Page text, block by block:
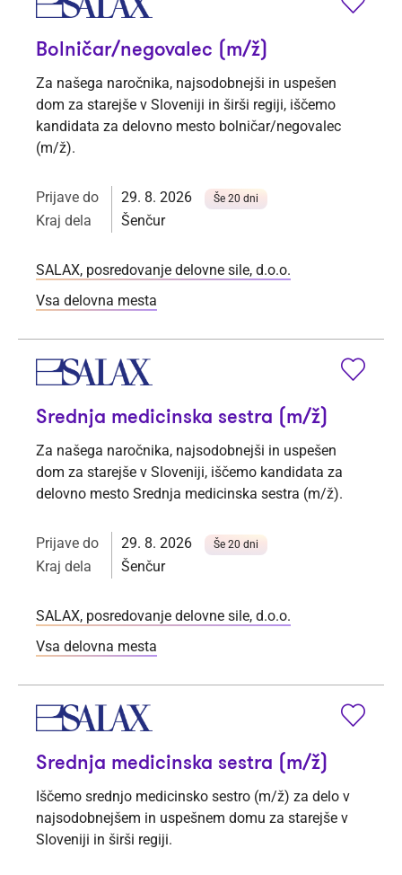
Bolničar⁠/⁠negovalec (m/ž)
Za našega naročnika, najsodobnejši in uspešen
dom za starejše v Sloveniji in širši regiji, iščemo
kandidata za delovno mesto bolničar/negovalec
(m/ž).
Prijave do 29. 8. 2026 Še 20 dni
Kraj dela Šenčur
SALAX, posredovanje delovne sile, d.o.o.
Vsa delovna mesta
Srednja medicinska sestra (m/ž)
Za našega naročnika, najsodobnejši in uspešen
dom za starejše v Sloveniji, iščemo kandidata za
delovno mesto Srednja medicinska sestra (m/ž).
Prijave do 29. 8. 2026 Še 20 dni
Kraj dela Šenčur
SALAX, posredovanje delovne sile, d.o.o.
Vsa delovna mesta
Srednja medicinska sestra (m/ž)
Iščemo srednjo medicinsko sestro (m/ž) za delo v
najsodobnejšem in uspešnem domu za starejše v
Sloveniji in širši regiji.